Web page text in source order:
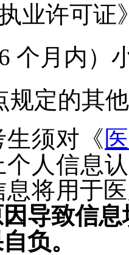
执业许可
个月内）
规定的其
须对《
人信息
息将用于
导致信
负。